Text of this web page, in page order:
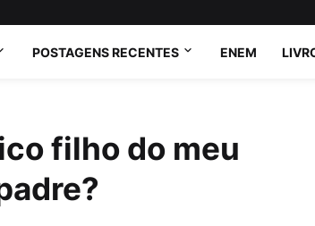
POSTAGENS RECENTES ENEM
filho do meu